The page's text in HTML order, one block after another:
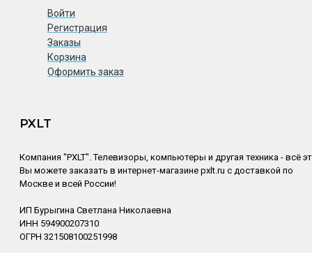
Войти
Регистрация
Заказы
Корзина
Оформить заказ
PXLT
Компания "PXLT". Телевизоры, компьютеры и другая техника - всё
Вы можете заказать в интернет-магазине pxlt.ru с доставкой по
Москве и всей России!
ИП Бурыгина Светлана Николаевна
ИНН 594900207310
ОГРН 321508100251998